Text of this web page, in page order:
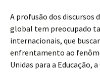
A profusão dos discursos
global tem preocupado
internacionais, que
enfrentamento ao
Unidas para a Educação,